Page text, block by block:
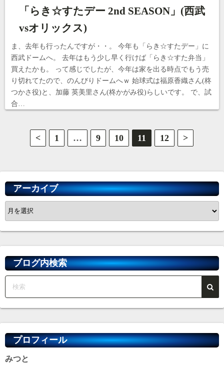
「らき☆すたデー 2nd SEASON」(西武
vsオリックス)
ま、去年も行ったんですが・・。 今年も「らき☆すたデー」に
西武ドームへ。 去年はもう少し早く行けば「らき☆すた弁当」
買えたかも。 って感じでしたが、今年は家を出る時点でもう売
り切れてたので、のんびりドームへｗ 始球式は福原香織さん(柊
つかさ役)と、加藤 英美里さん(柊かがみ役)らしいです。 で、試
合…
ペ
ー
ジ
送
り
< 1 … 9 10 11 12 >
アーカイブ
ア
ー
カ
イ
ブブログ内検索
プロフィール
みつと